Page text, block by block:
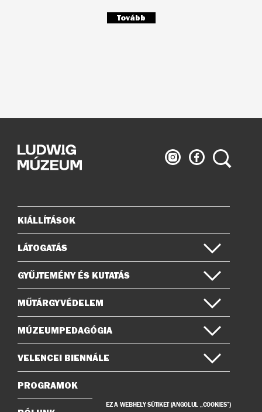
Tovább
Ludwig
Múzeum
Ludwig
Múzeum
Keresés
Oldaltérkép
KIÁLLÍTÁSOK
LÁTOGATÁS
GYŰJTEMÉNY ÉS KUTATÁS
MŰTÁRGYVÉDELEM
MÚZEUMPEDAGÓGIA
VELENCEI BIENNÁLE
PROGRAMOK
EZ A WEBHELY SÜTIKET (ANGOLUL „COOKIES”)